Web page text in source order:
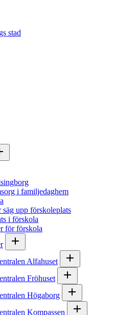
stad
i familjedaghem
upp förskoleplats
i förskola
för förskola
Alfahuset
Fröhuset
Högaborg
Kompassen